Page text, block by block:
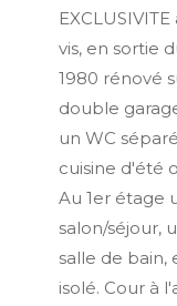
vis, en sortie
1980 rénové
double
un WC
cuisine d'été
Au 1er étage
salon/séjour,
salle de bain,
isolé. Cour à